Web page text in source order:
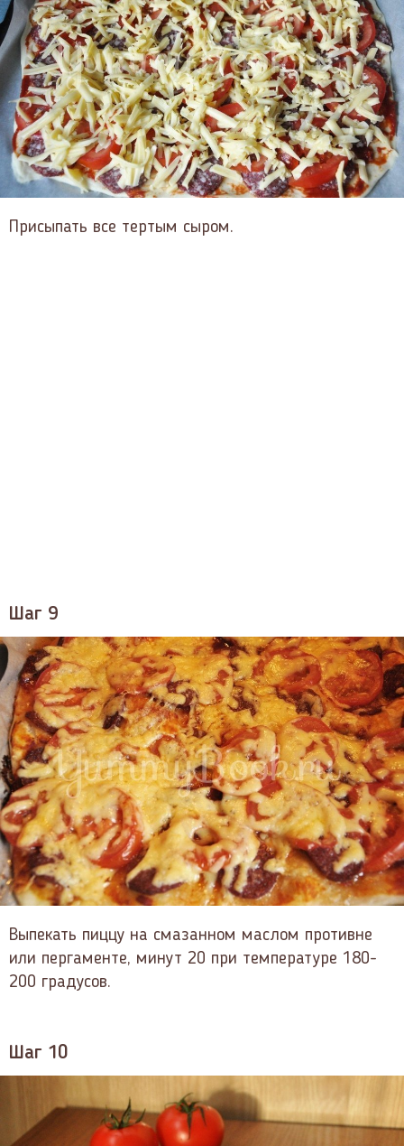
Присыпать все тертым сыром.
Шаг 9
Выпекать пиццу на смазанном маслом противне
или пергаменте, минут 20 при температуре 180-
200 градусов.
Шаг 10